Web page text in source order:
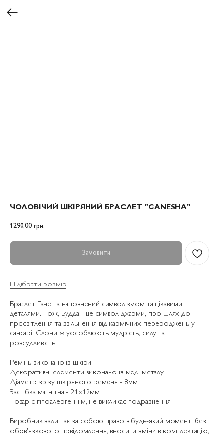
ЧОЛОВІЧИЙ ШКІРЯНИЙ БРАСЛЕТ "GANESHA"
1290,00 грн.
Замовити
Підібрати розмір
Браслет Ганеша наповнений символізмом та цікавими
деталями. Тож, Будда - це символ дхарми, про шлях до
просвітлення та звільнення від кармічних перероджень у
сансарі. Слони ж уособлюють мудрість, силу та
розсудливість
Ремінь виконано із шкіри
Декоративні елементи виконано із мед. металу
Діаметр зрізу шкіряного ременя - 8мм
Застібка магнітна - 21х12мм
Товар є гіпоалергеннім, не викликає подразнення
Виробник залишає за собою право в будь-який момент, без
обов'язкового повідомлення, вносити зміни в комплектацію,